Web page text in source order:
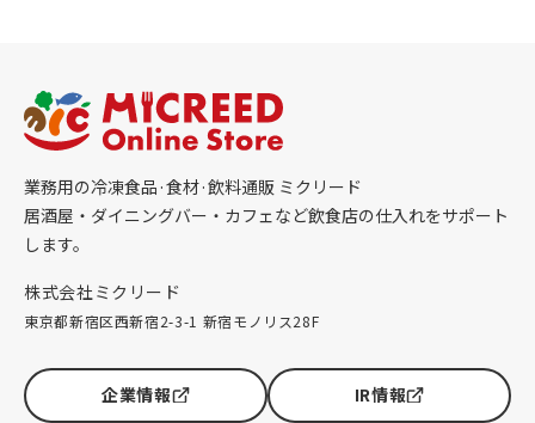
業務用の冷凍食品·食材·飲料通販 ミクリード
居酒屋・ダイニングバー・カフェなど飲食店の仕入れをサポート
します。
株式会社ミクリード
東京都新宿区西新宿2-3-1 新宿モノリス28F
企業情報 IR情報